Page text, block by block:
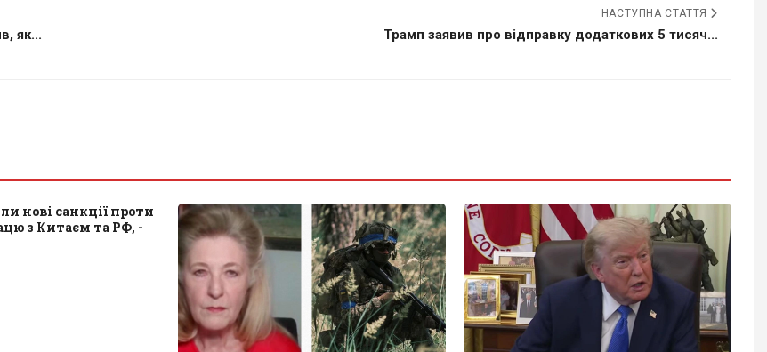
як...
НАСТУПНА СТАТТЯ
Трамп заявив про відправку додаткових 5 тисяч...
нові санкції проти
з Китаєм та РФ, -